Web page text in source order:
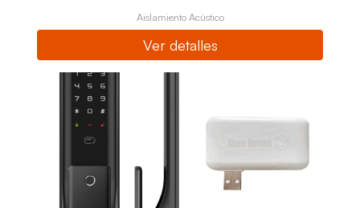
Aislamiento Acústico
Ver detalles